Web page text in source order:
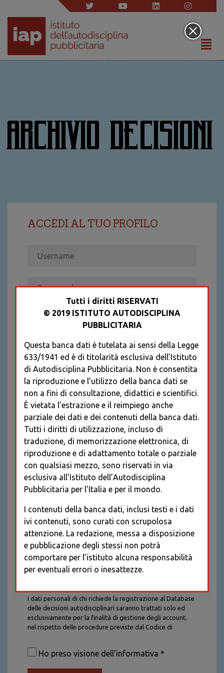
ARCHIVIO DECISIONI
ACCEDI AL TUO PROFILO
Recupera password
REGISTRATI
* I CAMPI CONTRASSEGNATI SONO
OBBLIGATORI
I dati personali di chi richiede la registrazione al Database
delle decisioni autodisciplinari saranno trattati solo ed
esclusivamente per la finalità di gestione degli account,
nel rispetto delle procedure previste dal Codice di
saranno trattati con tutte le cautele richieste dalla legge e
saranno conservati per la durata stabilita caso per caso
Ho preso visione dell'informativa *
Tutti i diritti RISERVATI
© 2019 ISTITUTO AUTODISCIPLINA
PUBBLICITARIA
Questa banca dati è tutelata ai sensi della Legge
633/1941 ed è di titolarità esclusiva dell’Istituto
di Autodisciplina Pubblicitaria. Non è consentita
la riproduzione e l’utilizzo della banca dati se
non a fini di consultazione, didattici e scientifici.
È vietata l’estrazione e il reimpiego anche
parziale dei dati e dei contenuti della banca dati.
Tutti i diritti di utilizzazione, incluso di
traduzione, di memorizzazione elettronica, di
riproduzione e di adattamento totale o parziale
con qualsiasi mezzo, sono riservati in via
esclusiva all’Istituto dell’Autodisciplina
Pubblicitaria per l’Italia e per il mondo.
I contenuti della banca dati, inclusi testi e i dati
ivi contenuti, sono curati con scrupolosa
attenzione. La redazione, messa a disposizione
e pubblicazione degli stessi non potrà
comportare per l’istituto alcuna responsabilità
per eventuali errori o inesattezze.